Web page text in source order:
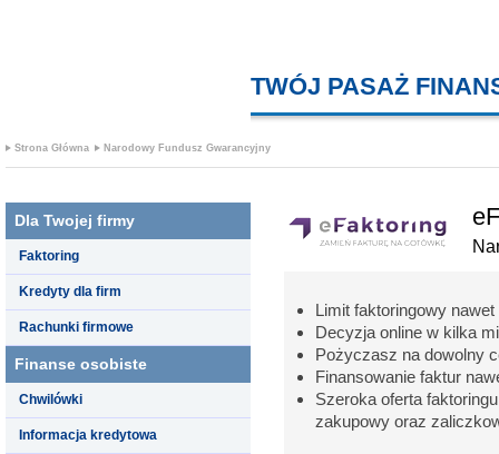
TWÓJ PASAŻ
Strona Główna Narodowy Fundusz Gwarancyjny
Dla Twojej firmy
Faktoring
Kredyty dla firm
Rachunki firmowe
Finanse osobiste
Chwilówki
Informacja kredytowa
Limit faktoringowy nawet
Decyzja online w kilka
Pożyczasz na dowolny
Finansowanie faktur
Szeroka oferta
zakupowy oraz